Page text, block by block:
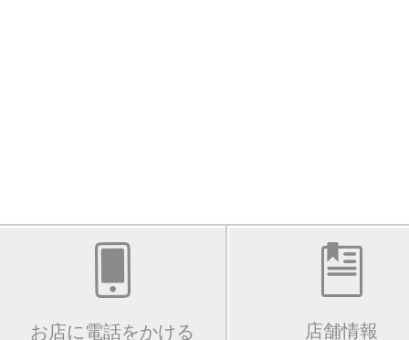
お店に電話をかける 店舗情報